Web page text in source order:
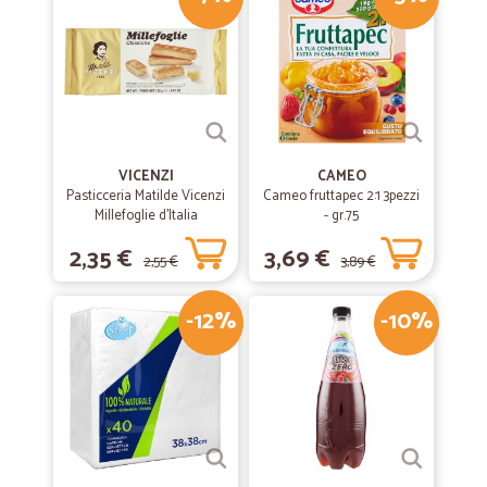
Precisi e veloci! Lo consiglio
02/07/2020
Kamaljit S.
Venditore affidabile, ottima la qualità del prodotto, spedizione veloce,
grazie.
23/04/2020
—Giusy C.
Consegna veloce...vasta scelta di prodotti
Ottimo servizio...vasta scelta di prodotti....consegna velocissima. Darei
5 stelle se non fosse per alcuni prodotti un po'cari, ma in questo
periodo di quarantena direi che si può chiudere un occhio.
04/03/2020
Fabio C.
Vendita e spedizione perfetta
VICENZI
Pasticceria Matilde Vicenzi
Millefoglie d'Italia
Classiche 125 gr.
2,35 € 2,55 €
CAMEO
Cameo fruttapec 2:1 3pezzi
- gr.75
3,69 € 3,89 €
-12% -10%